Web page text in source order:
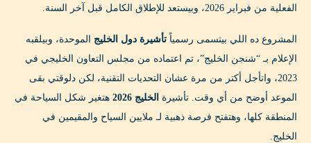
الأنشطة المسموحة ✅
الأنشطة الممنوعة ❌
الفرص السياحية اللي هتفتحها تأشيرة الخليج 2026 🏖️
1. برنامج “Gulf Capitals” 10 أيام
الفعلية من فبراير 2026، وبيستعد للإطلاق الكامل قبل آخر السنة.
المشروع ده اللي بيتسمى رسمياً تأشيرة دول الخليج الموحدة، وبيلقبه
الإعلام بـ “شنجن الخليج”، تم اعتماده من مجلس التعاون الخليجي في
2023، واتأجل أكتر من مرة عشان التحديات التقنية، لكن دلوقتي بقى
الموعد أوضح من أي وقت. تأشيرة الخليج 2026
هتغير شكل السياحة في
المنطقة كلها، وهتفتح فرصة ذهبية لـ ملايين السياح والمقيمين في
الخليج.